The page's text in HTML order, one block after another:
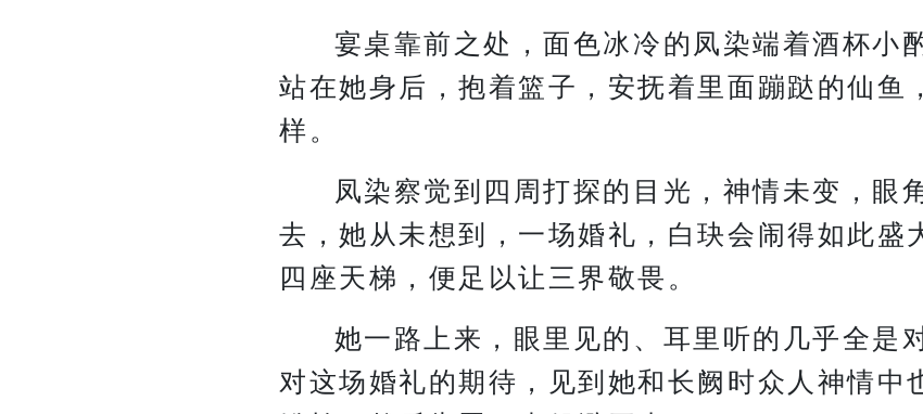
宴桌靠前之处，面色冰冷的凤染端着酒杯小
站在她身后，抱着篮子，安抚着里面蹦跶的仙鱼
样。
凤染察觉到四周打探的目光，神情未变，眼
去，她从未想到，一场婚礼，白玦会闹得如此盛
四座天梯，便足以让三界敬畏。
她一路上来，眼里见的、耳里听的几乎全是
对这场婚礼的期待，见到她和长阙时众人神情中